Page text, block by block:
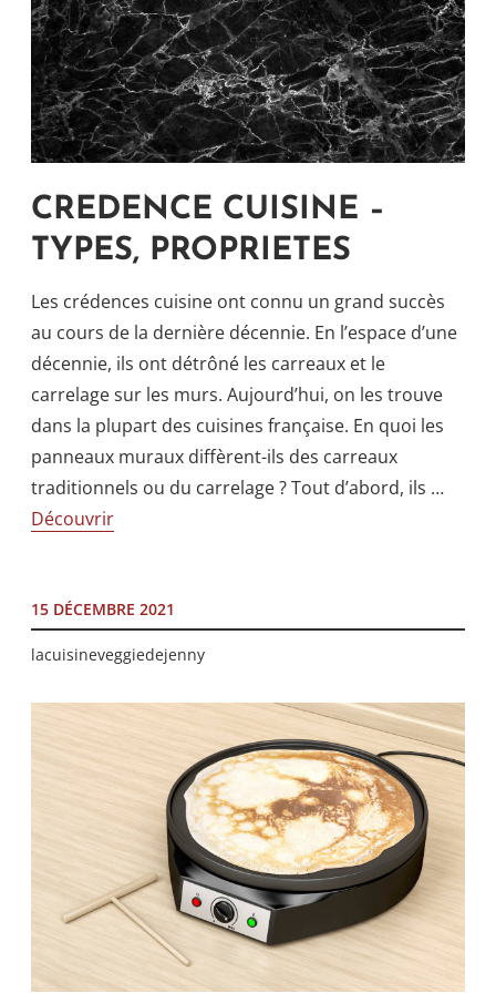
CREDENCE CUISINE –
TYPES, PROPRIETES
Les crédences cuisine ont connu un grand succès
au cours de la dernière décennie. En l’espace d’une
décennie, ils ont détrôné les carreaux et le
carrelage sur les murs. Aujourd’hui, on les trouve
dans la plupart des cuisines française. En quoi les
panneaux muraux diffèrent-ils des carreaux
traditionnels ou du carrelage ? Tout d’abord, ils …
Découvrir
15 DÉCEMBRE 2021
lacuisineveggiedejenny